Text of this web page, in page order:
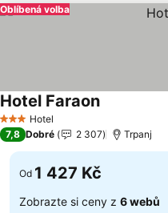
Oblíbená volba
3 Počet hvězdiček
Hotel
Hotel FaraonUkázat ceny
7,8 Dobré 2 307 Trpanj
Od 1 427 Kč
Zobrazte si ceny z 6 webů